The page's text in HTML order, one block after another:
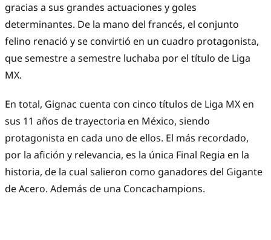
gracias a sus grandes actuaciones y goles
determinantes. De la mano del francés, el conjunto
felino renació y se convirtió en un cuadro protagonista,
que semestre a semestre luchaba por el título de Liga
MX.
En total, Gignac cuenta con cinco títulos de Liga MX en
sus 11 años de trayectoria en México, siendo
protagonista en cada uno de ellos. El más recordado,
por la afición y relevancia, es la única Final Regia en la
historia, de la cual salieron como ganadores del Gigante
de Acero. Además de una Concachampions.